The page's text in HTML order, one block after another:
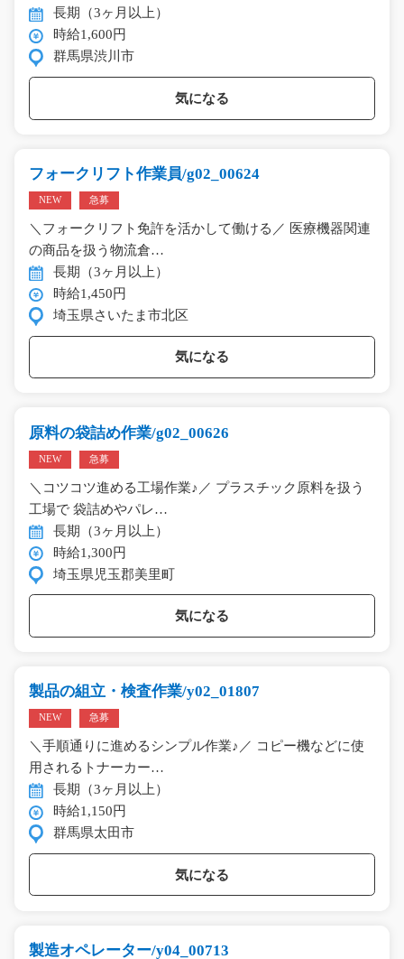
長期（3ヶ月以上）
時給1,600円
群馬県渋川市
気になる
フォークリフト作業員/g02_00624
NEW 急募
＼フォークリフト免許を活かして働ける／ 医療機器関連
の商品を扱う物流倉…
長期（3ヶ月以上）
時給1,450円
埼玉県さいたま市北区
気になる
原料の袋詰め作業/g02_00626
NEW 急募
＼コツコツ進める工場作業♪／ プラスチック原料を扱う
工場で 袋詰めやパレ…
長期（3ヶ月以上）
時給1,300円
埼玉県児玉郡美里町
気になる
製品の組立・検査作業/y02_01807
NEW 急募
＼手順通りに進めるシンプル作業♪／ コピー機などに使
用されるトナーカー…
長期（3ヶ月以上）
時給1,150円
群馬県太田市
気になる
製造オペレーター/y04_00713